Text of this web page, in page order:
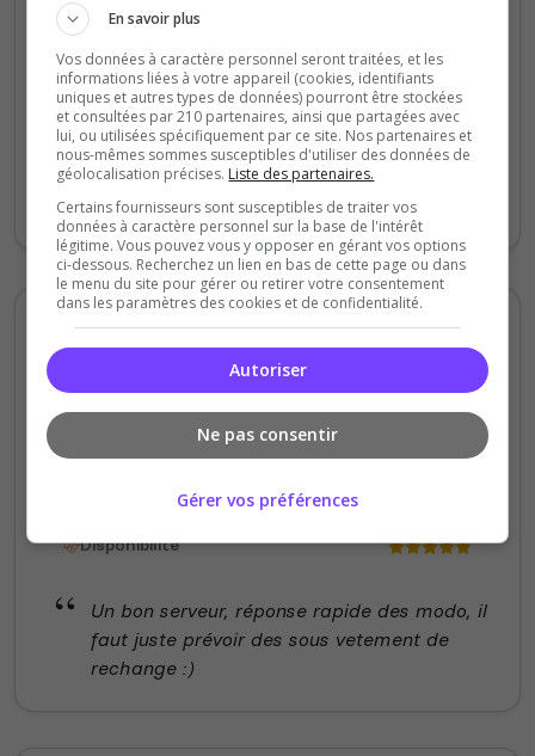
Staff du serveur
Ambiance
Disponibilité
Très bon serveur du peu que j'ai vue pour
l'instant. Un bon défi avec plusieurs choses
à faire et à voir !
Yaakkii
/5
Disponibilité
Un bon serveur, réponse rapide des modo, il
faut juste prévoir des sous vetement de
rechange :)
En savoir plus
Vos données à caractère personnel seront traitées, et les
informations liées à votre appareil (cookies, identifiants
uniques et autres types de données) pourront être stockées
et consultées par 210 partenaires, ainsi que partagées avec
lui, ou utilisées spécifiquement par ce site. Nos partenaires et
nous-mêmes sommes susceptibles d'utiliser des données de
géolocalisation précises. Liste des partenaires.
Certains fournisseurs sont susceptibles de traiter vos
données à caractère personnel sur la base de l'intérêt
légitime. Vous pouvez vous y opposer en gérant vos options
ci-dessous. Recherchez un lien en bas de cette page ou dans
le menu du site pour gérer ou retirer votre consentement
dans les paramètres des cookies et de confidentialité.
Autoriser
Ne pas consentir
Gérer vos préférences